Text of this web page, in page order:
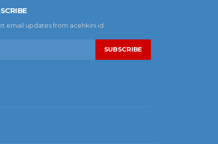
email updates from acehkini.id
SUBSCRIBE